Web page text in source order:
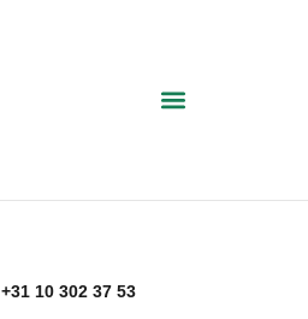
+31 10 302 37 53